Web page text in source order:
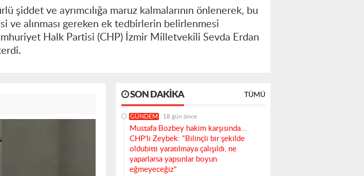
şiddet ve ayrımcılığa maruz kalmalarının önlenerek, bu
ve alınması gereken ek tedbirlerin belirlenmesi
Halk Partisi (CHP) İzmir Milletvekili Sevda Erdan
SON DAKIKA TÜMÜ
GÜNDEM 18 gün önce
Mustafa Bozbey hakim karşısında...
CHP'li Zeybek: "Bilinçli bir şekilde
oldubitti yaratılmaya çalışıldı, ne
yaparlarsa yapsınlar boyun
eğmeyeceğiz"